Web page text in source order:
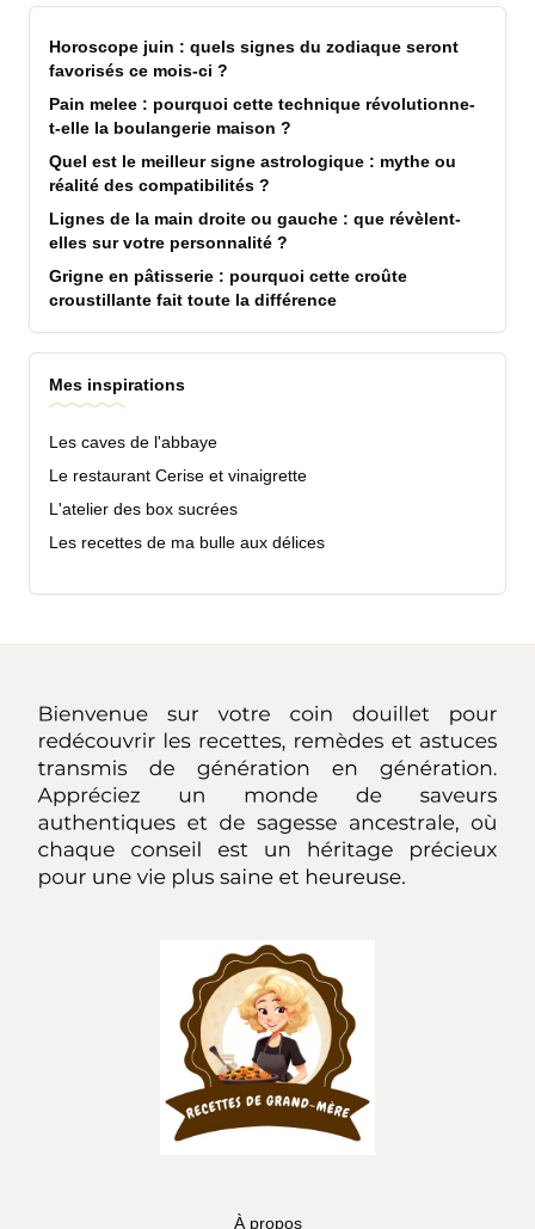
Horoscope juin : quels signes du zodiaque seront
favorisés ce mois-ci ?
Pain melee : pourquoi cette technique révolutionne-
t-elle la boulangerie maison ?
Quel est le meilleur signe astrologique : mythe ou
réalité des compatibilités ?
Lignes de la main droite ou gauche : que révèlent-
elles sur votre personnalité ?
Grigne en pâtisserie : pourquoi cette croûte
croustillante fait toute la différence
Mes inspirations
Les caves de l'abbaye
Le restaurant Cerise et vinaigrette
L'atelier des box sucrées
Les recettes de ma bulle aux délices
À propos